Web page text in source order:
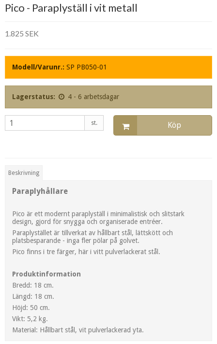
Pico - Paraplyställ i vit metall
1.825 SEK
Modell/Varunr.: SP PB050-01
Lagerstatus: 4 - 6 arbetsdagar
st. Köp
Beskrivning
Paraplyhållare
Pico är ett modernt paraplyställ i minimalistisk och slitstark
design, gjord för snygga och organiserade entréer.
Paraplystället är tillverkat av hållbart stål, lättskött och
platsbesparande - inga fler pölar på golvet.
Pico finns i tre färger, här i vitt pulverlackerat stål.
Produktinformation
Bredd: 18 cm.
Längd: 18 cm.
Höjd: 50 cm.
Vikt: 5,2 kg.
Material: Hållbart stål, vit pulverlackerad yta.